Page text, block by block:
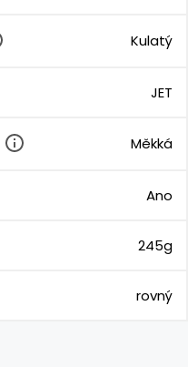
Kulatý
JET
Měkká
Ano
245g
rovný